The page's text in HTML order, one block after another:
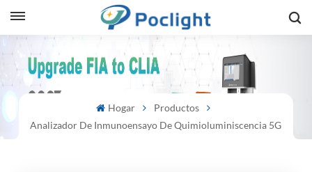
Hogar
Productos
Analizador De Inmunoensayo De Quimioluminiscencia 5G